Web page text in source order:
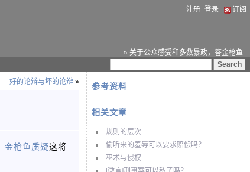
注册 登录 订阅
» 关于公众感受和多数暴政，答金枪鱼
参考资料
相关文章
规则的层次
偷听来的羞辱可以要求赔偿吗？
巫术与侵权
好的论辩与坏的论辩 »
金枪鱼质疑这将